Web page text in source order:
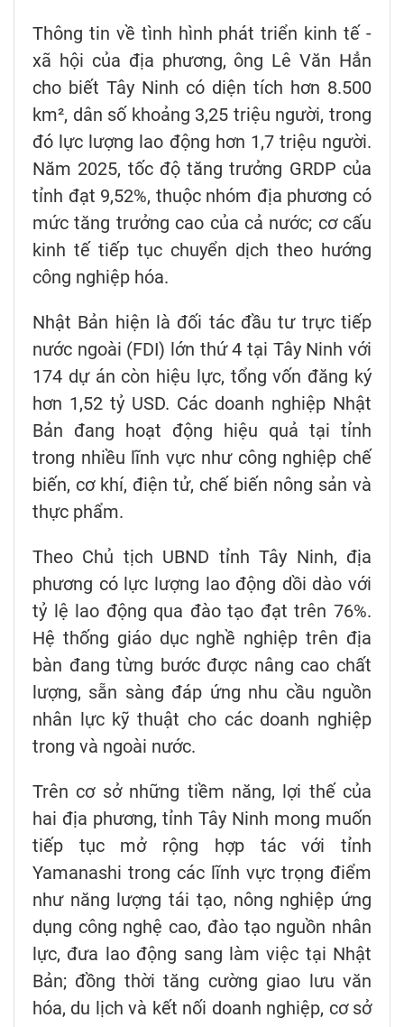
Thông tin về tình hình phát triển kinh tế -
xã hội của địa phương, ông Lê Văn Hẳn
cho biết Tây Ninh có diện tích hơn 8.500
km², dân số khoảng 3,25 triệu người, trong
đó lực lượng lao động hơn 1,7 triệu người.
Năm 2025, tốc độ tăng trưởng GRDP của
tỉnh đạt 9,52%, thuộc nhóm địa phương có
mức tăng trưởng cao của cả nước; cơ cấu
kinh tế tiếp tục chuyển dịch theo hướng
công nghiệp hóa.
Nhật Bản hiện là đối tác đầu tư trực tiếp
nước ngoài (FDI) lớn thứ 4 tại Tây Ninh với
174 dự án còn hiệu lực, tổng vốn đăng ký
hơn 1,52 tỷ USD. Các doanh nghiệp Nhật
Bản đang hoạt động hiệu quả tại tỉnh
trong nhiều lĩnh vực như công nghiệp chế
biến, cơ khí, điện tử, chế biến nông sản và
thực phẩm.
Theo Chủ tịch UBND tỉnh Tây Ninh, địa
phương có lực lượng lao động dồi dào với
tỷ lệ lao động qua đào tạo đạt trên 76%.
Hệ thống giáo dục nghề nghiệp trên địa
bàn đang từng bước được nâng cao chất
lượng, sẵn sàng đáp ứng nhu cầu nguồn
nhân lực kỹ thuật cho các doanh nghiệp
trong và ngoài nước.
Trên cơ sở những tiềm năng, lợi thế của
hai địa phương, tỉnh Tây Ninh mong muốn
tiếp tục mở rộng hợp tác với tỉnh
Yamanashi trong các lĩnh vực trọng điểm
như năng lượng tái tạo, nông nghiệp ứng
dụng công nghệ cao, đào tạo nguồn nhân
lực, đưa lao động sang làm việc tại Nhật
Bản; đồng thời tăng cường giao lưu văn
hóa, du lịch và kết nối doanh nghiệp, cơ sở